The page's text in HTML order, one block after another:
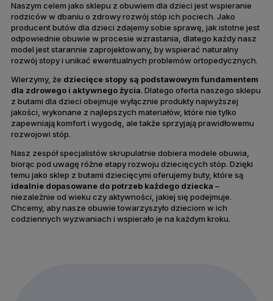
Naszym celem jako sklepu z obuwiem dla dzieci jest wspieranie
rodziców w dbaniu o zdrowy rozwój stóp ich pociech. Jako
producent butów dla dzieci zdajemy sobie sprawę, jak istotne jest
odpowiednie obuwie w procesie wzrastania, dlatego każdy nasz
model jest starannie zaprojektowany, by wspierać naturalny
rozwój stopy i unikać ewentualnych problemów ortopedycznych.
Wierzymy, że dziecięce stopy są podstawowym fundamentem
dla zdrowego i aktywnego życia. Dlatego oferta naszego sklepu
z butami dla dzieci obejmuje wyłącznie produkty najwyższej
jakości, wykonane z najlepszych materiałów, które nie tylko
zapewniają komfort i wygodę, ale także sprzyjają prawidłowemu
rozwojowi stóp.
Nasz zespół specjalistów skrupulatnie dobiera modele obuwia,
biorąc pod uwagę różne etapy rozwoju dziecięcych stóp. Dzięki
temu jako sklep z butami dziecięcymi oferujemy buty, które są
idealnie dopasowane do potrzeb każdego dziecka –
niezależnie od wieku czy aktywności, jakiej się podejmuje.
Chcemy, aby nasze obuwie towarzyszyło dzieciom w ich
codziennych wyzwaniach i wspierało je na każdym kroku.